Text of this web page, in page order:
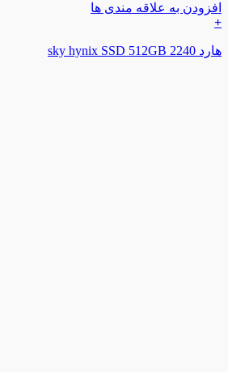
افزودن به علاقه مندی ها
+
هارد sky hynix SSD 512GB 2240